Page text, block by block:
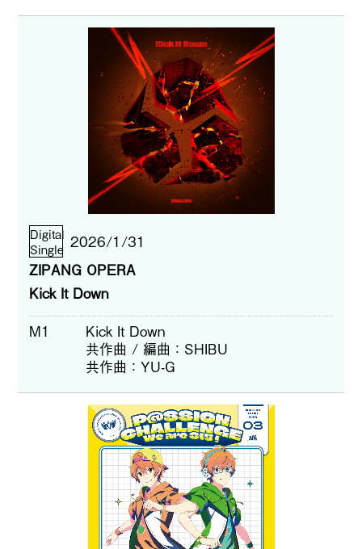
Digital
Single 2026/1/31
ZIPANG OPERA
Kick It Down
M1
Kick It Down
共作曲 / 編曲
SHIBU
共作曲
YU-G